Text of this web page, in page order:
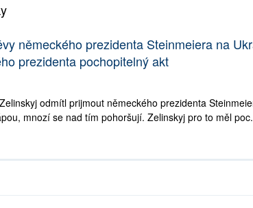
německého prezidenta Steinmeiera na
prezidenta pochopitelný akt
odmítl prijmout německého prezidenta
mnozí se nad tím pohoršují. Zelinskyj pro to měl